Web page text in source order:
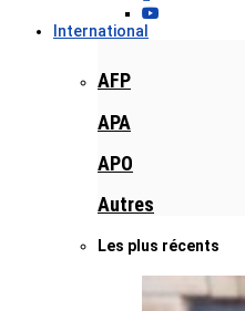
International
AFP
APA
APO
Autres
Les plus récents